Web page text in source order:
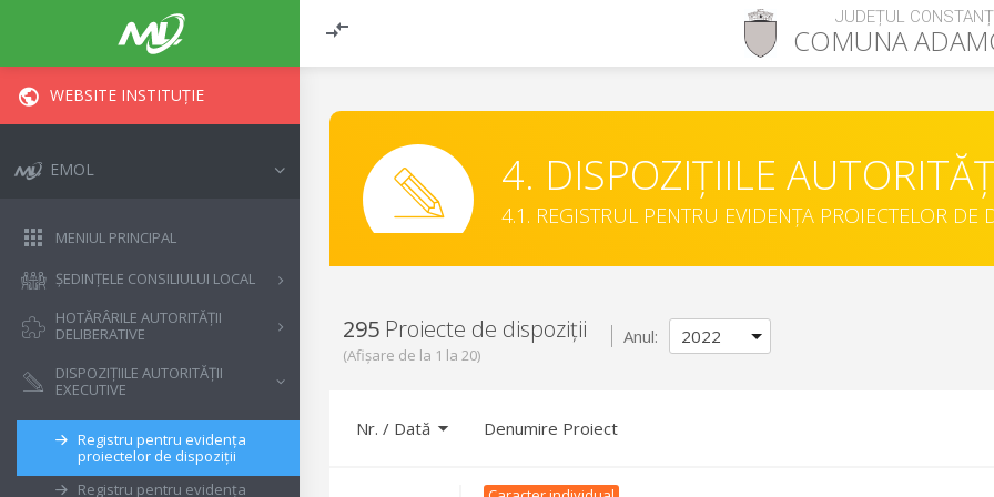
JUDEȚUL
COMUNA
WEBSITE INSTITUȚIE
EMOL
MENIUL PRINCIPAL
ȘEDINȚELE CONSILIULUI LOCAL
HOTĂRÂRILE AUTORITĂȚII
DELIBERATIVE
DISPOZIȚIILE AUTORITĂȚII
EXECUTIVE
Registru pentru evidența
proiectelor de dispoziții
Registru pentru evidența
4. DISPOZIȚIILE
4.1. REGISTRUL PENTRU EVIDENȚA PROIECTELOR DE
295 Proiecte de dispoziții
(Afișare de la 1 la 20)
Anul:
Nr. / Dată Denumire Proiect